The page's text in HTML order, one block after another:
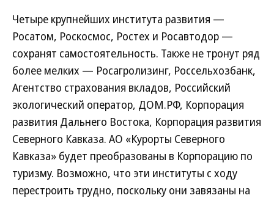
Четыре крупнейших института развития —
Росатом, Роскосмос, Ростех и Росавтодор —
сохранят самостоятельность. Также не тронут ряд
более мелких — Росагролизинг, Россельхозбанк,
Агентство страхования вкладов, Российский
экологический оператор, ДОМ.РФ, Корпорация
развития Дальнего Востока, Корпорация развития
Северного Кавказа. АО «Курорты Северного
Кавказа» будет преобразованы в Корпорацию по
туризму. Возможно, что эти институты с ходу
перестроить трудно, поскольку они завязаны на